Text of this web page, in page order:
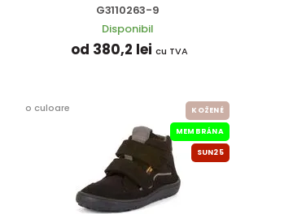
G3110263-9
Disponibil
od 380,2 lei cu TVA
o culoare KOŽENÉ
MEMBRÁNA
SUN25